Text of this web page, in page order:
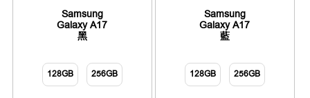
Samsung
Galaxy A17
黑
128GB 256GB
Samsung
Galaxy A17
藍
128GB 256GB